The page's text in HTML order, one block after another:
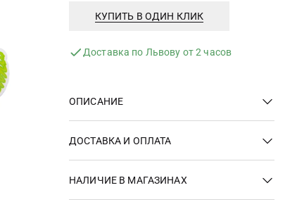
КУПИТЬ В ОДИН КЛИК
Доставка по Львову от 2 часов
ОПИСАНИЕ
ДОСТАВКА И ОПЛАТА
НАЛИЧИЕ В МАГАЗИНАХ